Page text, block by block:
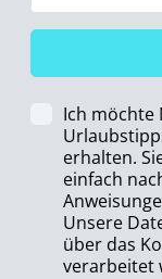
Ich möchte
erhalten.
einfach
Unsere
über das
verarbeitet